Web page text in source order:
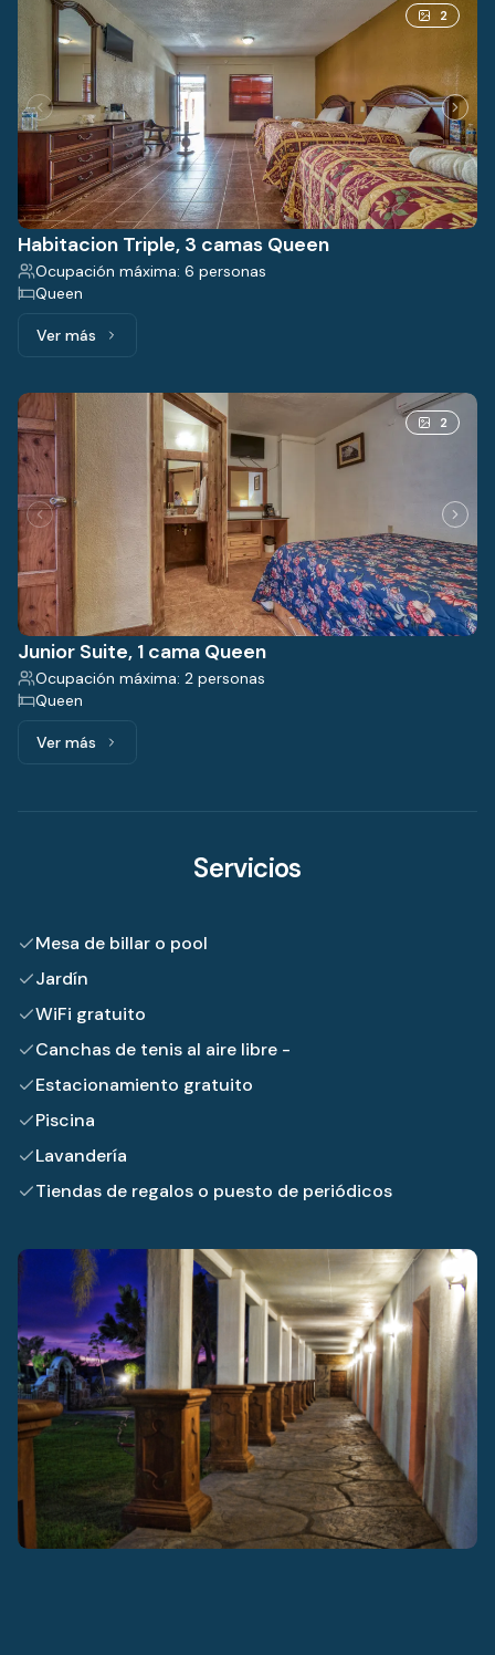
2
Habitacion Triple, 3 camas Queen
Ocupación máxima: 6 personas
Queen
Ver másVer más: Habitacion Triple, 3 camas Queen
2
Junior Suite, 1 cama Queen
Ocupación máxima: 2 personas
Queen
Ver másVer más: Junior Suite, 1 cama Queen
Servicios
Mesa de billar o pool
Jardín
WiFi gratuito
Canchas de tenis al aire libre -
Estacionamiento gratuito
Piscina
Lavandería
Tiendas de regalos o puesto de periódicos